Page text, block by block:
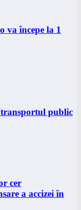
va începe la 1
public
cer
a accizei în